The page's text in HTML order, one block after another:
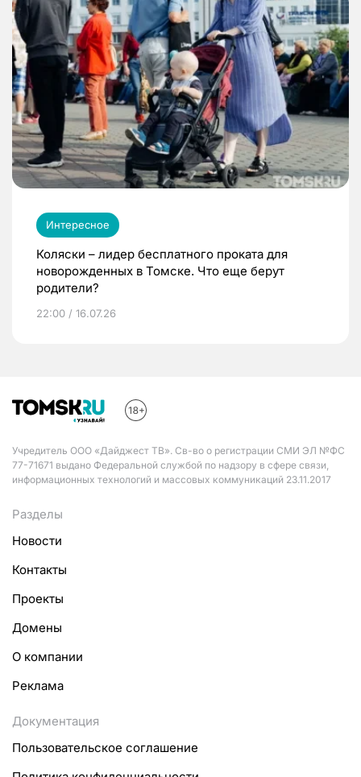
Интересное
Коляски – лидер бесплатного проката для
новорожденных в Томске. Что еще берут
родители?
22:00 / 16.07.26
Учредитель ООО «Дайджест ТВ». Св-во о регистрации СМИ ЭЛ №ФС
77-71671 выдано Федеральной службой по надзору в сфере связи,
информационных технологий и массовых коммуникаций 23.11.2017
Разделы
Новости
Контакты
Проекты
Домены
О компании
Реклама
Документация
Пользовательское соглашение